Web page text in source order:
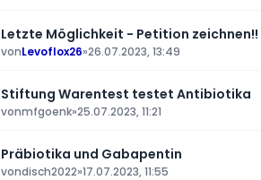
Letzte Möglichkeit - Petition zeichnen!!
vonLevoflox26»26.07.2023, 13:49
Stiftung Warentest testet Antibiotika
vonmfgoenk»25.07.2023, 11:21
Präbiotika und Gabapentin
vondisch2022»17.07.2023, 11:55